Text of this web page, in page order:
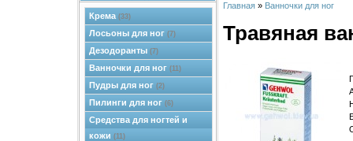
Крема (33)
Лосьоны для ног (7)
Дезодоранты (7)
Ванночки для ног (11)
Пудры для ног (2)
Пилинги для ног (6)
Средства для ногтей и
кожи (11)
Главная » Ванночки для ног
Травяная